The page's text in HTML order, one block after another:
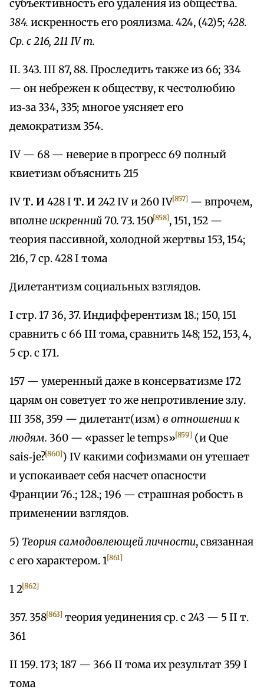
субъективность его удаления из общества.
384. искренность его роялизма. 424, (42)5; 428.
Ср. с 216, 211 IV т.
II. 343. III 87, 88. Проследить также из 66; 334
— он небрежен к обществу, к честолюбию
из‑за 334, 335; многое уясняет его
демократизм 354.
IV — 68 — неверие в прогресс 69 полный
квиетизм объяснить 215
IVТ. И 428 I Т. И 242 IV и 260 IV[857] — впрочем,
вполне искренний70. 73. 150[858], 151, 152 —
теория пассивной, холодной жертвы 153, 154;
216, 7 ср. 428 I тома
Дилетантизм социальных взглядов.
I стр. 17 36, 37. Индифферентизм 18.; 150, 151
сравнить с 66 III тома, сравнить 148; 152, 153, 4,
5 ср. с 171.
157 — умеренный даже в консерватизме 172
царям он советует то же непротивление злу.
III 358, 359 — дилетант(изм) в отношении к
людям. 360 — «passer le temps»[859] (и Que
sais‑je?[860]) IV какими софизмами он утешает
и успокаивает себя насчет опасности
Франции 76.; 128.; 196 — страшная робость в
применении взглядов.
5) Теория самодовлеющей личности, связанная
с его характером. 1[861]
1 2[862]
357. 358[863] теория уединения ср. с 243 — 5 II т.
361
II 159. 173; 187 — 366 II тома их результат 359 I
тома